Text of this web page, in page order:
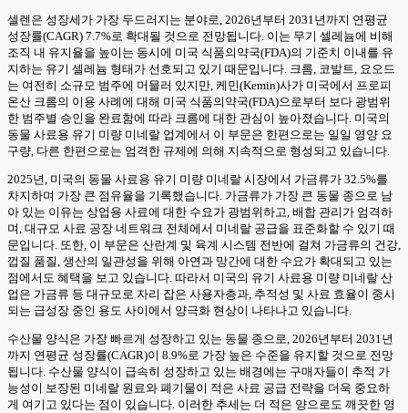
셀렌은 성장세가 가장 두드러지는 분야로, 2026년부터 2031년까지 연평균
성장률(CAGR) 7.7%로 확대될 것으로 전망됩니다. 이는 무기 셀레늄에 비해
조직 내 유지율을 높이는 동시에 미국 식품의약국(FDA)의 기준치 이내를 유
지하는 유기 셀레늄 형태가 선호되고 있기 때문입니다. 크롬, 코발트, 요오드
는 여전히 소규모 범주에 머물러 있지만, 케민(Kemin)사가 미국에서 프로피
온산 크롬의 이용 사례에 대해 미국 식품의약국(FDA)으로부터 보다 광범위
한 범주별 승인을 완료함에 따라 크롬에 대한 관심이 높아졌습니다. 미국의
동물 사료용 유기 미량 미네랄 업계에서 이 부문은 한편으로는 일일 영양 요
구량, 다른 한편으로는 엄격한 규제에 의해 지속적으로 형성되고 있습니다.
2025년, 미국의 동물 사료용 유기 미량 미네랄 시장에서 가금류가 32.5%를
차지하며 가장 큰 점유율을 기록했습니다. 가금류가 가장 큰 동물 종으로 남
아 있는 이유는 상업용 사료에 대한 수요가 광범위하고, 배합 관리가 엄격하
며, 대규모 사료 공장 네트워크 전체에서 미네랄 공급을 표준화할 수 있기 때
문입니다. 또한, 이 부문은 산란계 및 육계 시스템 전반에 걸쳐 가금류의 건강,
껍질 품질, 생산의 일관성을 위해 아연과 망간에 대한 수요가 확대되고 있는
점에서도 혜택을 보고 있습니다. 따라서 미국의 유기 사료용 미량 미네랄 산
업은 가금류 등 대규모로 자리 잡은 사용자층과, 추적성 및 사료 효율이 중시
되는 급성장 중인 용도 사이에서 양극화 현상이 나타나고 있습니다.
수산물 양식은 가장 빠르게 성장하고 있는 동물 종으로, 2026년부터 2031년
까지 연평균 성장률(CAGR)이 8.9%로 가장 높은 수준을 유지할 것으로 전망
됩니다. 수산물 양식이 급속히 성장하고 있는 배경에는 구매자들이 추적 가
능성이 보장된 미네랄 원료와 폐기물이 적은 사료 공급 전략을 더욱 중요하
게 여기고 있다는 점이 있습니다. 이러한 추세는 더 적은 양으로도 깨끗한 영